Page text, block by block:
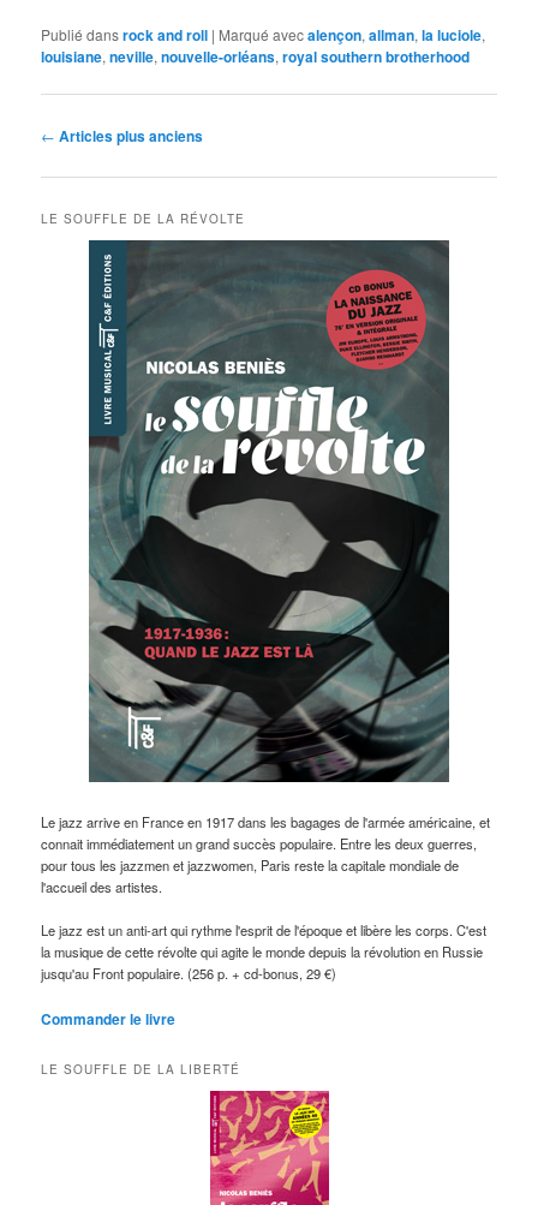
Publié dansrock and roll | Marqué avecalençon,allman,la luciole,
louisiane,neville,nouvelle-orléans,royal southern brotherhood
Navigation
articles
← Articles plus anciens
LE SOUFFLE DE LA RÉVOLTE
Le jazz arrive en France en 1917 dans les bagages de l'armée américaine, et
connait immédiatement un grand succès populaire. Entre les deux guerres,
pour tous les jazzmen et jazzwomen, Paris reste la capitale mondiale de
l'accueil des artistes.
Le jazz est un anti-art qui rythme l'esprit de l'époque et libère les corps. C'est
la musique de cette révolte qui agite le monde depuis la révolution en Russie
jusqu'au Front populaire. (256 p. + cd-bonus, 29 €)
Commander le livre
LE SOUFFLE DE LA LIBERTÉ